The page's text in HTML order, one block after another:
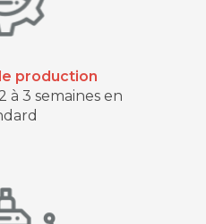
production
à 3 semaines en